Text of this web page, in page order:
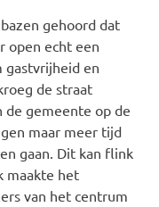
gehoord dat
open echt een
gastvrijheid en
de straat
de gemeente op de
maar meer tijd
gaan. Dit kan flink
maakte het
van het centrum